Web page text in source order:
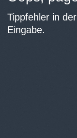
Tippfehler in
Eingabe.